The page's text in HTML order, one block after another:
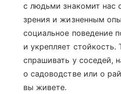
с людьми знакомит нас
зрения и жизненным
социальное поведение
и укрепляет стойкость.
спрашивать у соседей,
о садоводстве или о
вы живете.